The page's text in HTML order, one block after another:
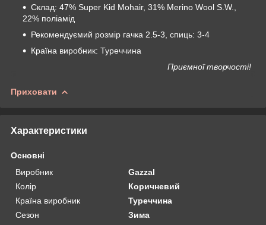
Склад: 47% Super Kid Mohair, 31% Merino Wool S.W.,
22% поліамід
Рекомендуємий розмір гачка 2.5-3, спиць: 3-4
Країна виробник: Туреччина
Приємної творчості!
Приховати
Характеристики
Основні
Виробник
Gazzal
Колір
Коричневий
Країна виробник
Туреччина
Сезон
Зима